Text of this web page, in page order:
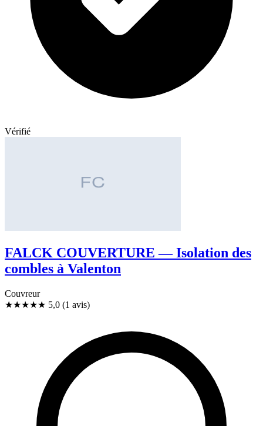
Vérifié
FALCK COUVERTURE — Isolation des
combles à Valenton
Couvreur
★★★★★ 5,0 (1 avis)